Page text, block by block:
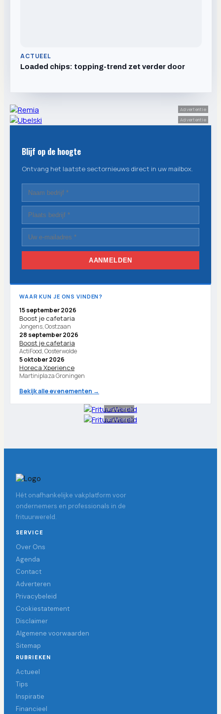
ACTUEEL
Loaded chips: topping-trend zet verder door
Advertentie
Advertentie
Blijf op de hoogte
Ontvang het laatste sectornieuws direct in uw mailbox.
AANMELDEN
WAAR KUN JE ONS VINDEN?
15 september 2026
Boost je cafetaria
Jongens, Oostzaan
28 september 2026
Boost je cafetaria
ActiFood, Oosterwolde
5 oktober 2026
Horeca Xperience
Martiniplaza Groningen
Bekijk alle evenementen →
Advertentie
Advertentie
Hét onafhankelijke vakplatform voor
ondernemers en professionals in de
frituurwereld.
SERVICE
Over Ons
Agenda
Contact
Adverteren
Privacybeleid
Cookiestatement
Disclaimer
Algemene voorwaarden
Sitemap
RUBRIEKEN
Actueel
Tips
Inspiratie
Financieel